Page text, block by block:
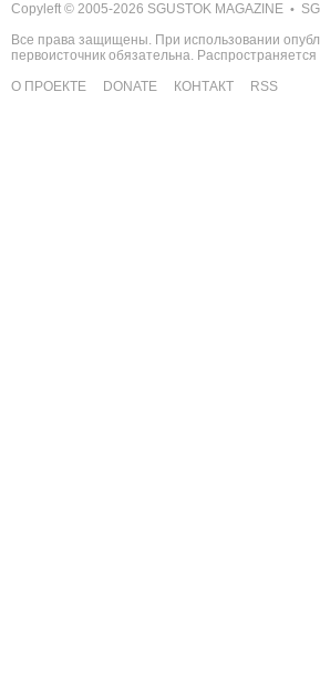
Copyleft © 2005-2026 SGUSTOK MAGAZINE •
Все права защищены. При использовании
первоисточник обязательна.
О ПРОЕКТЕ
DONATE КОНТАКТ RSS